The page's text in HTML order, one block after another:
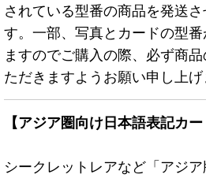
されている型番の商品を発送
す。一部、写真とカードの型
ますのでご購入の際、必ず商
ただきますようお願い申し上げ
【アジア圏向け日本語表記カー
シークレットレアなど「アジ